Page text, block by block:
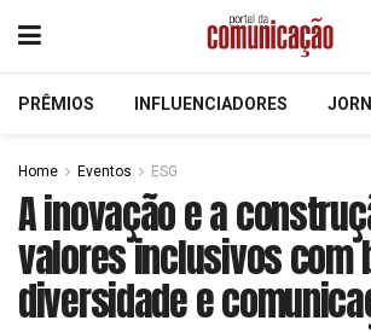
PRÊMIOS INFLUENCIADORES
Home Eventos ESG
A inovação e a
valores inclusivos com
diversidade e